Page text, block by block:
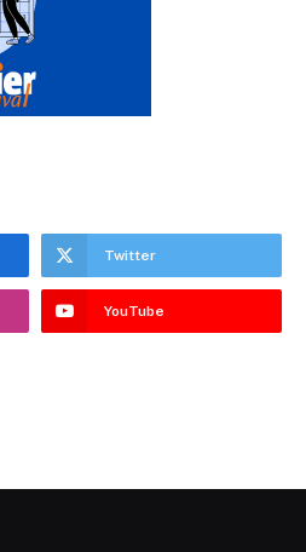
Twitter
YouTube